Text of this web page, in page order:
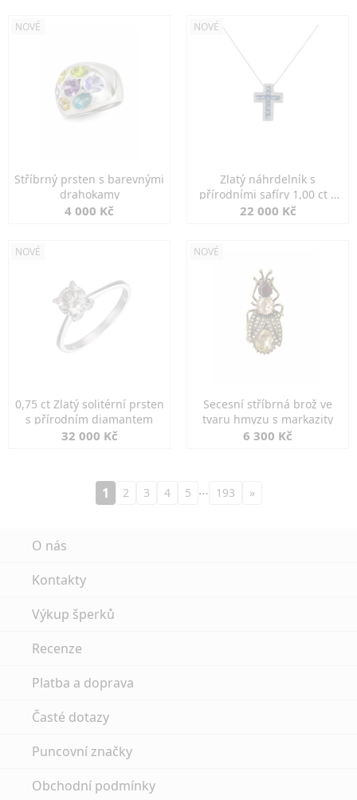
NOVÉ
Stříbrný prsten s barevnými
drahokamy
4 000 Kč
NOVÉ
Zlatý náhrdelník s
přírodními safíry 1,00 ct a
diamanty
22 000 Kč
NOVÉ
0,75 ct Zlatý solitérní prsten
s přírodním diamantem
32 000 Kč
NOVÉ
Secesní stříbrná brož ve
tvaru hmyzu s markazity
6 300 Kč
1 2 3 4 5 … 193 »
O nás
Kontakty
Výkup šperků
Recenze
Platba a doprava
Časté dotazy
Puncovní značky
Obchodní podmínky